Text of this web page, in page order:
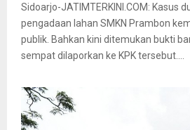
Sidoarjo-JATIMTERKINI.COM: Kasus
pengadaan lahan SMKN Prambon
publik. Bahkan kini ditemukan bukti
sempat dilaporkan ke KPK tersebut....